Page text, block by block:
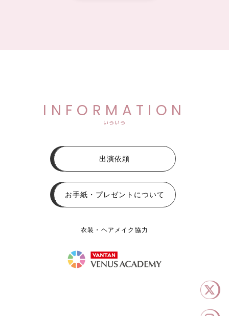
INFORMATION
いろいろ
出演依頼
お手紙・プレゼントについて
衣装・ヘアメイク協力